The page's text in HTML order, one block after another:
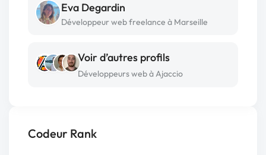
Codeur Rank
Eva Degardin
Développeur web freelance à Marseille
Voir d’autres profils
Développeurs web à Ajaccio